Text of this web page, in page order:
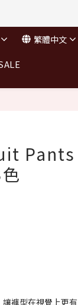
繁體中文
Pants
褲型在視覺上更有